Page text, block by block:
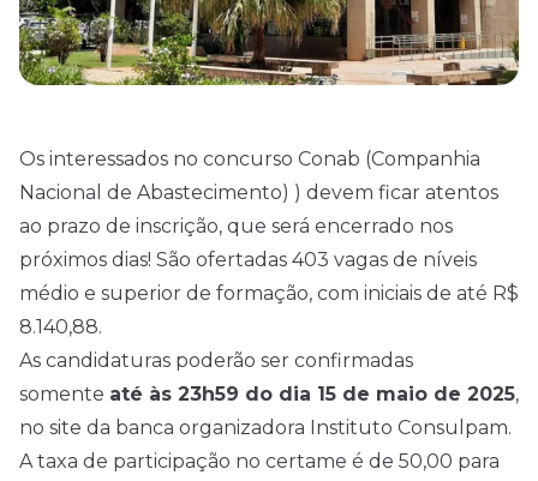
Os interessados no concurso Conab (Companhia
Nacional de Abastecimento) ) devem ficar atentos
ao prazo de inscrição, que será encerrado nos
próximos dias! São ofertadas 403 vagas de níveis
médio e superior de formação, com iniciais de até R$
8.140,88.
As candidaturas poderão ser confirmadas
somente até às 23h59 do dia 15 de maio de 2025,
no site da banca organizadora Instituto Consulpam.
A taxa de participação no certame é de 50,00 para